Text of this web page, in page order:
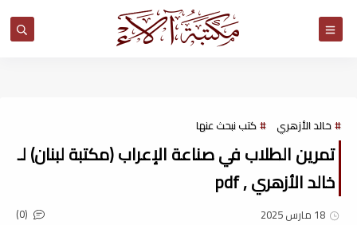
خالد الأزهري كتب نبحث عنها
تمرين الطلاب في صناعة الإعراب (مكتبة لبنان) لـ
خالد الأزهري , pdf
18 مارس 2025 (0)